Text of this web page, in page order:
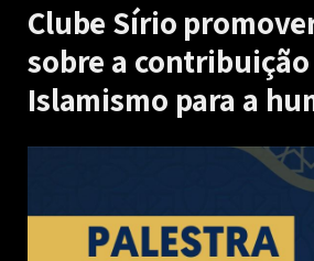
Clube Sírio
sobre a
Islamismo para a